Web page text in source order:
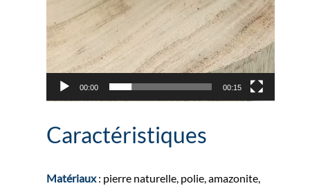
00:00 00:15
Caractéristiques
Matériaux: pierre naturelle, polie, amazonite,